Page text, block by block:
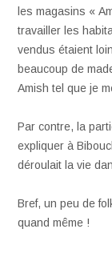
les magasins «
travailler les
vendus étaient
beaucoup de
Amish tel que je
Par contre, la
expliquer à
déroulait la vie
Bref, un peu de
quand même !